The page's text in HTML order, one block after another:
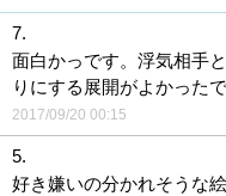
7.
面白かっです。浮気相手
りにする展開がよかったで
2017/09/20 00:15
5.
好き嫌いの分かれそうな